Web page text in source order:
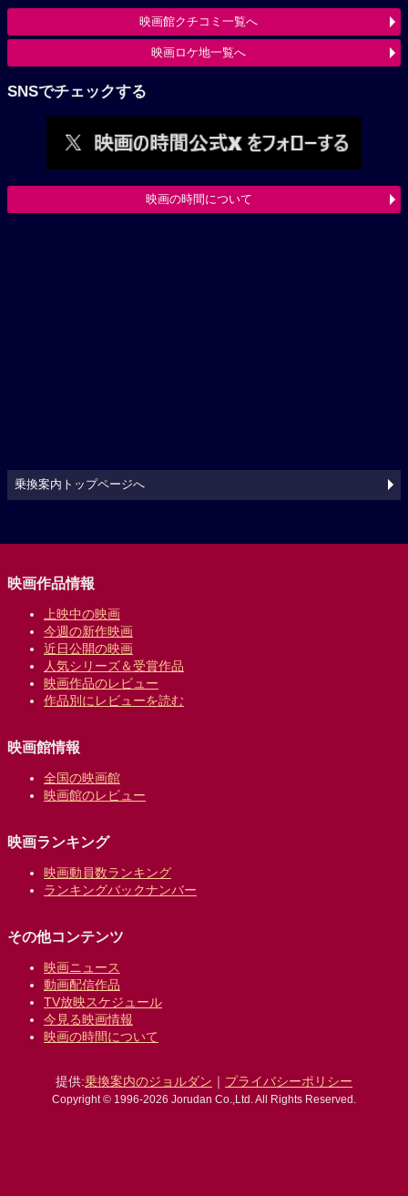
映画館クチコミ一覧へ
映画ロケ地一覧へ
SNSでチェックする
映画の時間について
乗換案内トップページへ
映画作品情報
上映中の映画
今週の新作映画
近日公開の映画
人気シリーズ＆受賞作品
映画作品のレビュー
作品別にレビューを読む
映画館情報
全国の映画館
映画館のレビュー
映画ランキング
映画動員数ランキング
ランキングバックナンバー
その他コンテンツ
映画ニュース
動画配信作品
TV放映スケジュール
今見る映画情報
映画の時間について
提供:乗換案内のジョルダン ｜ プライバシーポリシー
Copyright © 1996-2026 Jorudan Co.,Ltd. All Rights Reserved.